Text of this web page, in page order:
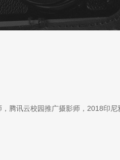
腾讯云校园推广摄影师，2018印尼